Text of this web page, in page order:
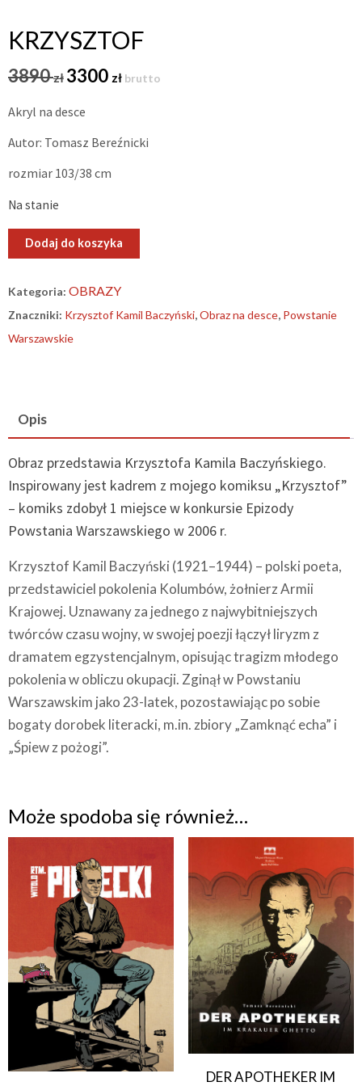
KRZYSZTOF
3890zł Pierwotna
wynosiła:
3890 zł.
3300 złAktualna
3300 zł.
brutto
Akryl na desce
Autor: Tomasz Bereźnicki
rozmiar 103/38 cm
Na stanie
ilość
Krzysztof
Dodaj do koszyka
Kategoria: OBRAZY
Znaczniki: Krzysztof Kamil Baczyński,Obraz na desce, Powstanie
Warszawskie
Opis
Obraz przedstawia Krzysztofa Kamila Baczyńskiego.
Inspirowany jest kadrem z mojego komiksu „Krzysztof”
– komiks zdobył 1 miejsce w konkursie Epizody
Powstania Warszawskiego w 2006 r.
Krzysztof Kamil Baczyński (1921–1944) – polski poeta,
przedstawiciel pokolenia Kolumbów, żołnierz Armii
Krajowej. Uznawany za jednego z najwybitniejszych
twórców czasu wojny, w swojej poezji łączył liryzm z
dramatem egzystencjalnym, opisując tragizm młodego
pokolenia w obliczu okupacji. Zginął w Powstaniu
Warszawskim jako 23-latek, pozostawiając po sobie
bogaty dorobek literacki, m.in. zbiory „Zamknąć echa” i
„Śpiew z pożogi”.
Może spodoba się również…
DER APOTHEKER IM